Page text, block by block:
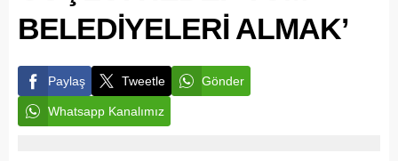
BELEDİYELERİ ALMAK’
Paylaş Tweetle Gönder
Whatsapp Kanalımız